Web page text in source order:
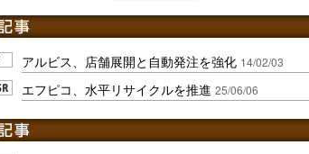
アルビス、店舗展開と自動発注を強化 14/02/03
エフピコ、水平リサイクルを推進 25/06/06